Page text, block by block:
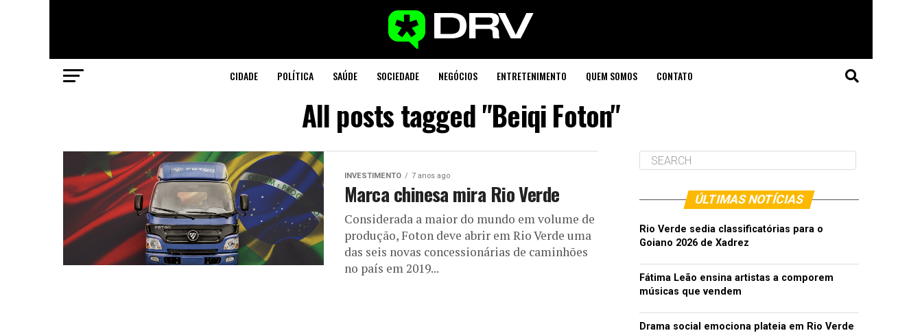
CIDADE POLÍTICA SAÚDE SOCIEDADE NEGÓCIOS ENTRETENIMENTO QUEM SOMOS CONTATO
All posts tagged "Beiqi Foton"
INVESTIMENTO 7 anos ago
Marca chinesa mira Rio Verde
Considerada a maior do mundo em volume de
produção, Foton deve abrir em Rio Verde uma
das seis novas concessionárias de caminhões
no país em 2019...
ÚLTIMAS NOTÍCIAS
Rio Verde sedia classificatórias para o
Goiano 2026 de Xadrez
Fátima Leão ensina artistas a comporem
músicas que vendem
Drama social emociona plateia em Rio Verde